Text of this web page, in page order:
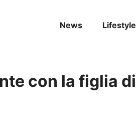
News Lifestyle
con la figlia di